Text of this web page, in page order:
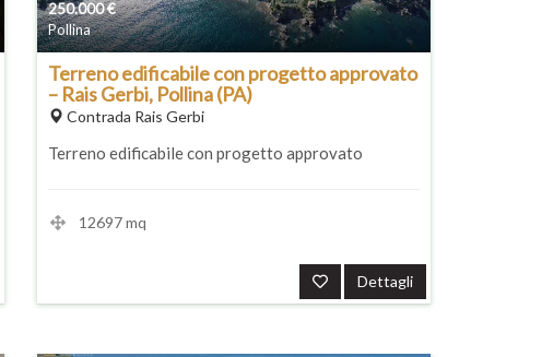
250.000€
Pollina
Terreno edificabile con progetto approvato
– Rais Gerbi, Pollina (PA)
Contrada Rais Gerbi
Terreno edificabile con progetto approvato
12697 mq
Dettagli